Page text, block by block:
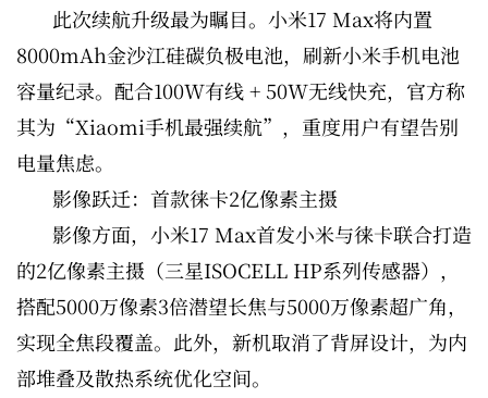
此次续航升级最为瞩目。小米17 Max将内置
8000mAh金沙江硅碳负极电池，刷新小米手机电池
容量纪录。配合100W有线 + 50W无线快充，官方称
其为“Xiaomi手机最强续航”，重度用户有望告别
电量焦虑。
影像跃迁：首款徕卡2亿像素主摄
影像方面，小米17 Max首发小米与徕卡联合打造
的2亿像素主摄（三星ISOCELL HP系列传感器），
搭配5000万像素3倍潜望长焦与5000万像素超广角，
实现全焦段覆盖。此外，新机取消了背屏设计，为内
部堆叠及散热系统优化空间。